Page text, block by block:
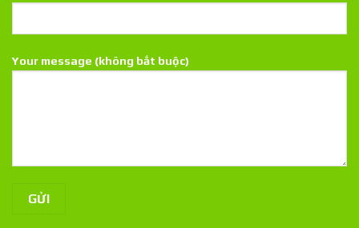
Your message (không bắt buộc)